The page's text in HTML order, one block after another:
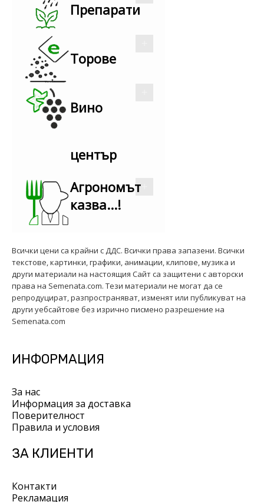
Препарати
Торове
Вино
център
Агрономът
казва...!
Всички цени са крайни с ДДС. Всички права запазени. Всички
текстове, картинки, графики, анимации, клипове, музика и
други материали на настоящия Сайт са защитени с авторски
права на Semenata.com. Тези материали не могат да се
репродуцират, разпространяват, изменят или публикуват на
други уебсайтове без изрично писмено разрешение на
Semenata.com
ИНФОРМАЦИЯ
За нас
Информация за доставка
Поверителност
Правила и условия
ЗА КЛИЕНТИ
Контакти
Рекламация